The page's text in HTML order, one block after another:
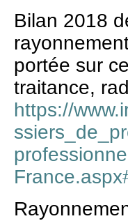
Bilan 2018
portée sur
traitance,
https://